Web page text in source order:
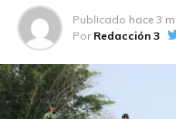
Publicado hace 3
Por Redacción 3